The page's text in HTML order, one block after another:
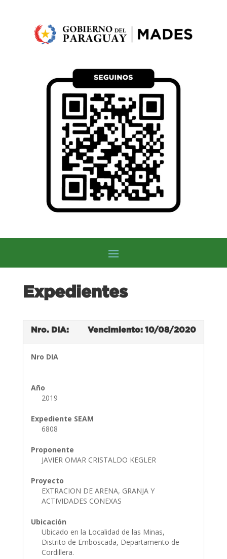
Expedientes
Nro. DIA: Vencimiento: 10/08/2020
Nro DIA
Año
2019
Expediente SEAM
6808
Proponente
JAVIER OMAR CRISTALDO KEGLER
Proyecto
EXTRACION DE ARENA, GRANJA Y
ACTIVIDADES CONEXAS
Ubicación
Ubicado en la Localidad de las Minas,
Distrito de Emboscada, Departamento de
Cordillera.